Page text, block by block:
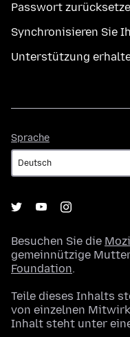
Passwort
Synchronisieren Sie
Unterstützung
Sprache
Besuchen Sie die
gemeinnützige
Foundation.
Teile dieses Inhalts
von einzelnen
Inhalt steht unter